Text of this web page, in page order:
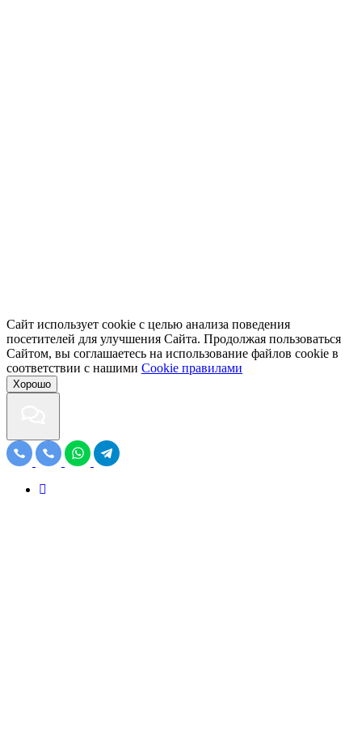
Сайт использует cookie с целью анализа поведения
посетителей для улучшения Сайта. Продолжая пользоваться
Сайтом, вы соглашаетесь на использование файлов cookie в
соответствии с нашими Cookiе правилами
Хорошо